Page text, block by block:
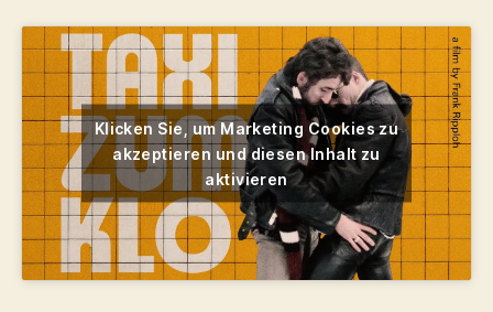
Klicken Sie, um Marketing Cookies zu
akzeptieren und diesen Inhalt zu
aktivieren